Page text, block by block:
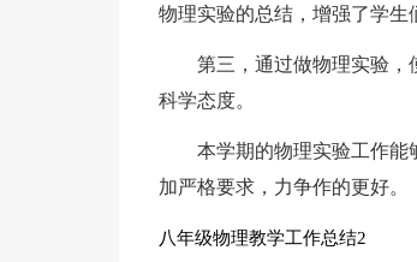
物理实验的总结，增强了学生
第三，通过做物理实验，
科学态度。
本学期的物理实验工作能
加严格要求，力争作的更好。
八年级物理教学工作总结2